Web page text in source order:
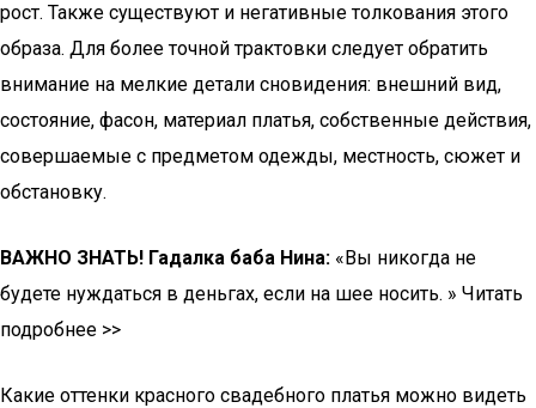
рост. Также существуют и негативные толкования этого
образа. Для более точной трактовки следует обратить
внимание на мелкие детали сновидения: внешний вид,
состояние, фасон, материал платья, собственные действия,
совершаемые с предметом одежды, местность, сюжет и
обстановку.
ВАЖНО ЗНАТЬ! Гадалка баба Нина: «Вы никогда не
будете нуждаться в деньгах, если на шее носить. » Читать
подробнее >>
Какие оттенки красного свадебного платья можно видеть